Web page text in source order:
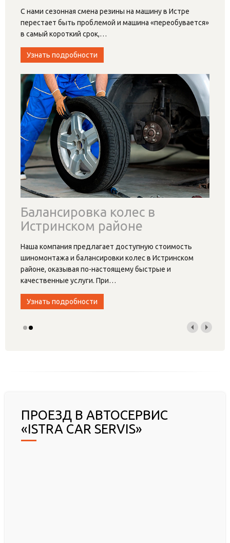
С нами сезонная смена резины на машину в Истре
перестает быть проблемой и машина «переобувается»
в самый короткий срок,…
Узнать подробности
Балансировка колес в
Истринском районе
Наша компания предлагает доступную стоимость
шиномонтажа и балансировки колес в Истринском
районе, оказывая по-настоящему быстрые и
качественные услуги. При…
Узнать подробности
ПРОЕЗД В АВТОСЕРВИС
«ISTRA CAR SERVIS»